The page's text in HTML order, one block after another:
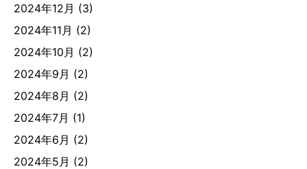
2024年12月 (3)
2024年11月 (2)
2024年10月 (2)
2024年9月 (2)
2024年8月 (2)
2024年7月 (1)
2024年6月 (2)
2024年5月 (2)